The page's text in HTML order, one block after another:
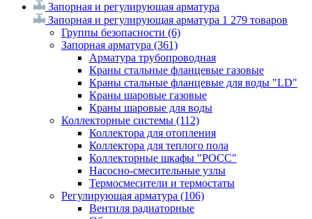
Запорная и регулирующая арматура
Запорная и регулирующая арматура 1 279 товаров
Группы безопасности (6)
Запорная арматура (361)
Арматура трубопроводная
Краны стальные фланцевые газовые
Краны стальные фланцевые для воды "LD"
Краны шаровые газовые
Краны шаровые для воды
Коллекторные системы (112)
Коллектора для отопления
Коллектора для теплого пола
Коллекторные шкафы "РОСС"
Насосно-смесительные узлы
Термосмесители и термостаты
Регулирующая арматура (106)
Вентиля радиаторные